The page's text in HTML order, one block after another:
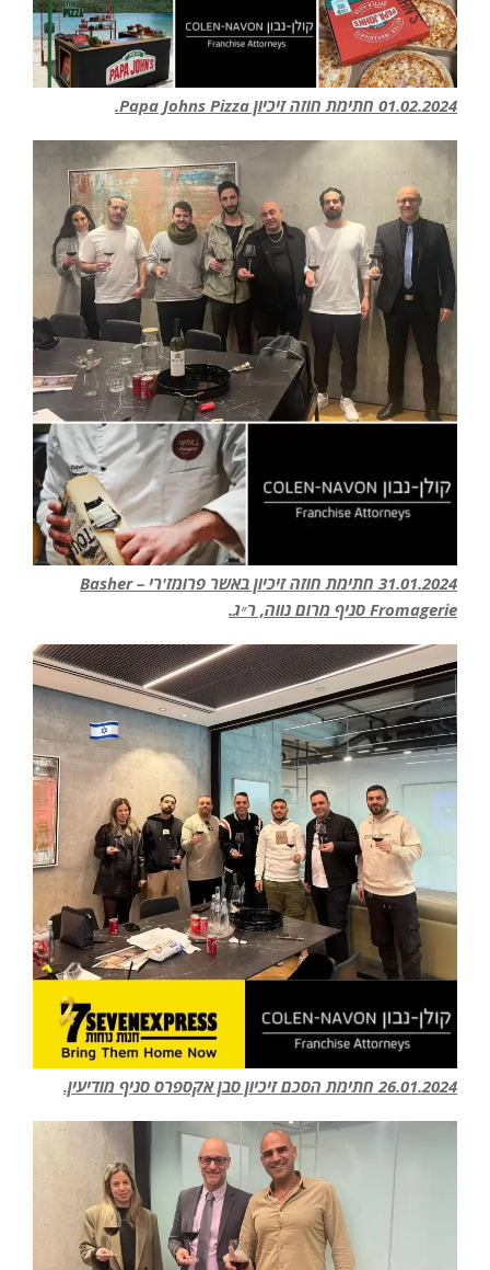
01.02.2024 חתימת חוזה זיכיון Papa Johns Pizza.
31.01.2024 חתימת חוזה זיכיון באשר פרומז'רי – Basher
Fromagerie סניף מרום נווה, ר״ג.
26.01.2024 חתימת הסכם זיכיון סבן אקספרס סניף מודיעין.